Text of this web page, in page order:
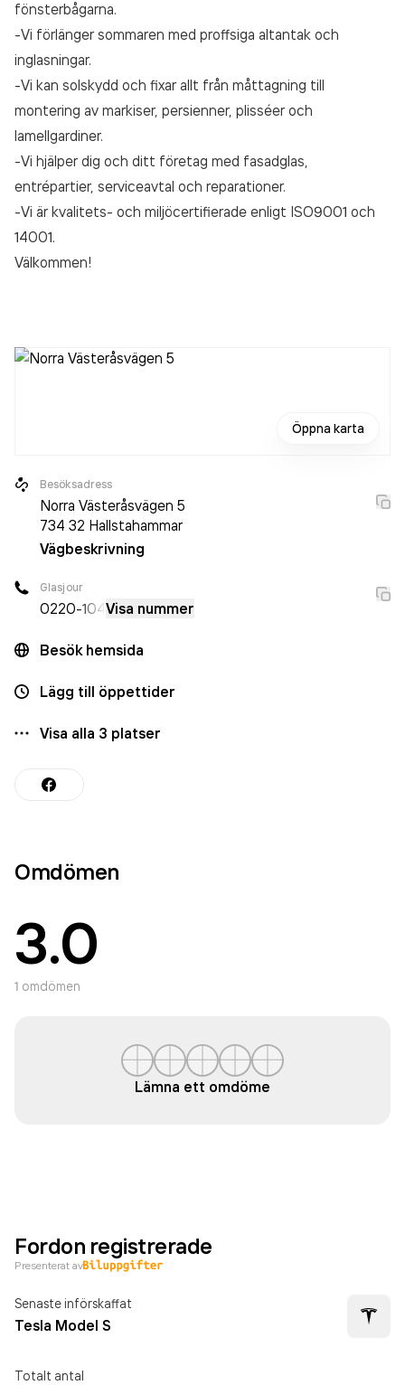
fönsterbågarna.
-Vi förlänger sommaren med proffsiga altantak och
inglasningar.
-Vi kan solskydd och fixar allt från måttagning till
montering av markiser, persienner, plisséer och
lamellgardiner.
-Vi hjälper dig och ditt företag med fasadglas,
entrépartier, serviceavtal och reparationer.
-Vi är kvalitets- och miljöcertifierade enligt ISO9001 och
14001.
Välkommen!
Öppna karta
Besöksadress
Norra Västeråsvägen 5
734 32 Hallstahammar
Vägbeskrivning
Glasjour
0220-104Visa nummer
Besök hemsida
Lägg till öppettider
Visa alla 3 platser
Omdömen
3.0
1 omdömen
Lämna ett omdöme
Fordon registrerade
Presenterat av
Senaste införskaffat
Tesla Model S
Totalt antal